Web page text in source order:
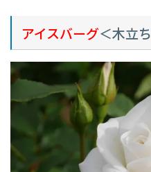
アイスバーグ＜木立